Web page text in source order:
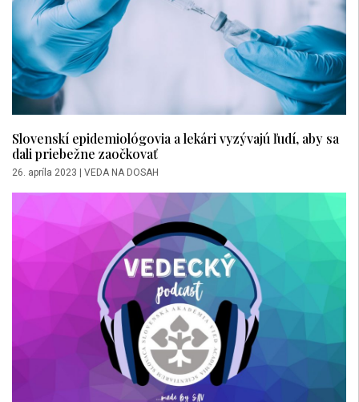
Slovenskí epidemiológovia a lekári vyzývajú ľudí, aby sa
dali priebežne zaočkovať
26. apríla 2023 VEDA NA DOSAH